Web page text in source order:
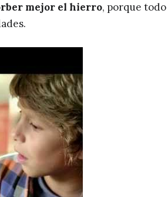
mejor el hierro, porque